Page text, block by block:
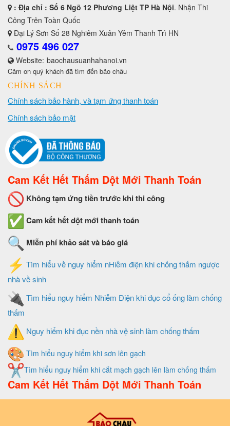
: Địa chỉ : Số 6 Ngõ 12 Phương Liệt TP Hà Nội. Nhận Thi
Công Trên Toàn Quốc
Đại Lý Sơn Số 28 Nghiêm Xuân Yêm Thanh Trì HN
0975 496 027
Website: baochausuanhahanoi.vn
Cảm ơn quý khách đã tìm đến bảo châu
CHÍNH SÁCH
Chính sách bảo hành, và tạm ứng thanh toán
Chính sách bảo mật
Cam Kết Hết Thấm Dột Mới Thanh Toán
Không tạm ứng tiền trước khi thi công
Cam kết hết dột mới thanh toán
Miễn phí khảo sát và báo giá
Tìm hiểu về nguy hiểm nHiễm điện khi chống thấm ngược
nhà về sinh
Tìm hiểu nguy hiểm Nhiễm Điện khi đục cổ ống làm chống
thấm
Nguy hiểm khi đục nền nhà vệ sinh làm chống thấm
Tìm hiểu nguy hiểm khi sơn lên gạch
Tìm hiểu nguy hiểm khi cắt mạch gạch lên làm chống thấm
Cam Kết Hết Thấm Dột Mới Thanh Toán